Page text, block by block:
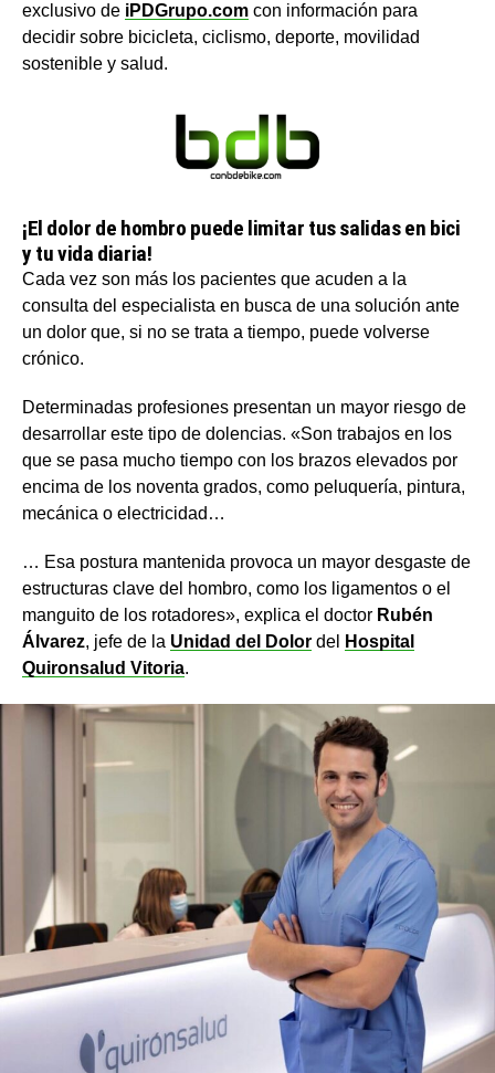
exclusivo de iPDGrupo.com con información para
decidir sobre bicicleta, ciclismo, deporte, movilidad
sostenible y salud.
¡El dolor de hombro puede limitar tus salidas en bici
y tu vida diaria!
Cada vez son más los pacientes que acuden a la
consulta del especialista en busca de una solución ante
un dolor que, si no se trata a tiempo, puede volverse
crónico.
Determinadas profesiones presentan un mayor riesgo de
desarrollar este tipo de dolencias. «Son trabajos en los
que se pasa mucho tiempo con los brazos elevados por
encima de los noventa grados, como peluquería, pintura,
mecánica o electricidad…
… Esa postura mantenida provoca un mayor desgaste de
estructuras clave del hombro, como los ligamentos o el
manguito de los rotadores», explica el doctor Rubén
Álvarez, jefe de la Unidad del Dolor del
Hospital
Quironsalud Vitoria.